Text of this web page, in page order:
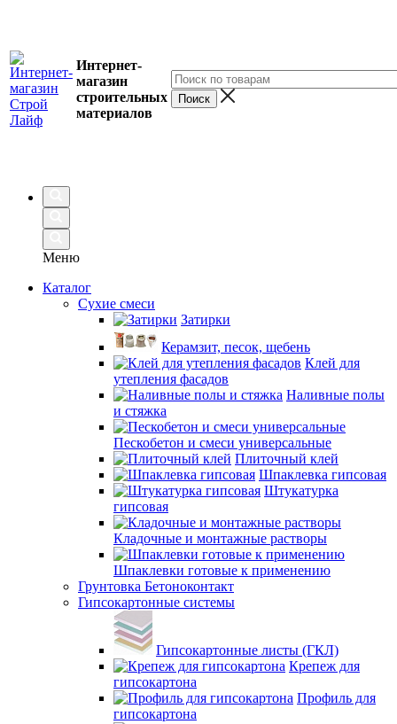
Интернет-
магазин
строительных
материалов
Меню
Каталог
Сухие смеси
Затирки
Керамзит, песок, щебень
Клей для
утепления фасадов
Наливные полы
и стяжка
Пескобетон и смеси универсальные
Плиточный клей
Шпаклевка гипсовая
Штукатурка
гипсовая
Кладочные и монтажные растворы
Шпаклевки готовые к применению
Грунтовка Бетоноконтакт
Гипсокартонные системы
Гипсокартонные листы (ГКЛ)
Крепеж для
гипсокартона
Профиль для
гипсокартона